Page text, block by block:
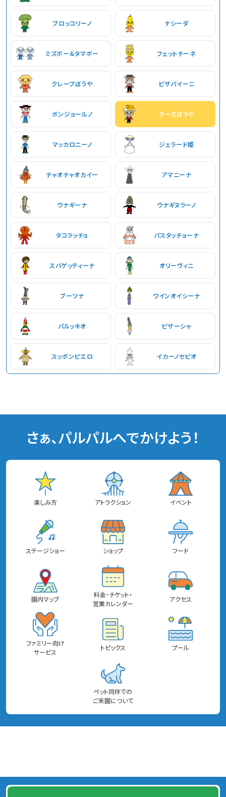
ブロッコリーノ ナシーダ
ミズボー＆タマボー フェットチーネ
クレープぼうや ピザパイーニ
ボンジョールノ チーズぼうや
マッカロニーノ ジェラード姫
チャオチャオカイー アマニーナ
ウナギーナ ウナギヌラーノ
タコラッチョ パスタッチョーナ
スパゲッティーナ オリーヴィニ
ブーツナ ワインオイシーナ
パルッキオ ピザーシャ
スッポンピエロ イカーノセピオ
さぁ、パルパルへでかけよう！
楽しみ方 アトラクション イベント
ステージショー ショップ フード
園内マップ
料金・チケット・
営業カレンダー
アクセス
ファミリー向け
サービス
トピックス プール
ペット同伴での
ご来園について